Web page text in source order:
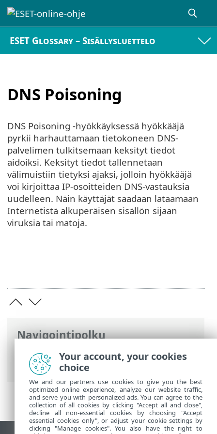
ESET Glossary – Sisällysluettelo
DNS Poisoning
Navigointipolku
ESET-online-ohje>ESET Glossary>
Etähyökkäykset > DNS Poisoning
DNS Poisoning -hyökkäyksessä hyökkääjä
pyrkii harhauttamaan tietokoneen DNS-
palvelimen tulkitsemaan keksityt tiedot
aidoiksi. Keksityt tiedot tallennetaan
välimuistiin tietyksi ajaksi, jolloin hyökkääjä
voi kirjoittaa IP-osoitteiden DNS-vastauksia
uudelleen. Näin käyttäjät saadaan lataamaan
Internetistä alkuperäisen sisällön sijaan
viruksia tai matoja.
Your account, your cookies
choice
We and our partners use cookies to give you the best
optimized online experience, analyze our website traffic,
and serve you with personalized ads. You can agree to the
collection of all cookies by clicking "Accept all and close",
decline all non-essential cookies by choosing "Accept
essential cookies only", or adjust your cookie settings by
clicking "Manage cookies". You also have the right to